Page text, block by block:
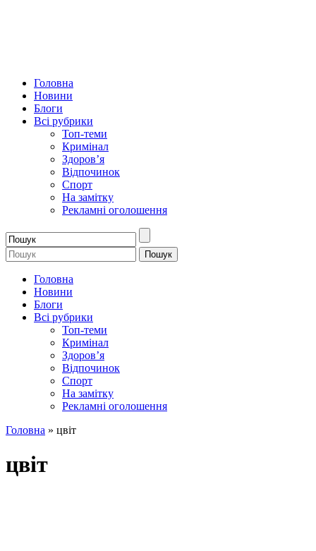
Головна
Новини
Блоги
Всі рубрики
Топ-теми
Кримінал
Здоров’я
Відпочинок
Спорт
На замітку
Рекламні оголошення
Головна
Новини
Блоги
Всі рубрики
Топ-теми
Кримінал
Здоров’я
Відпочинок
Спорт
На замітку
Рекламні оголошення
Головна » цвіт
цвіт